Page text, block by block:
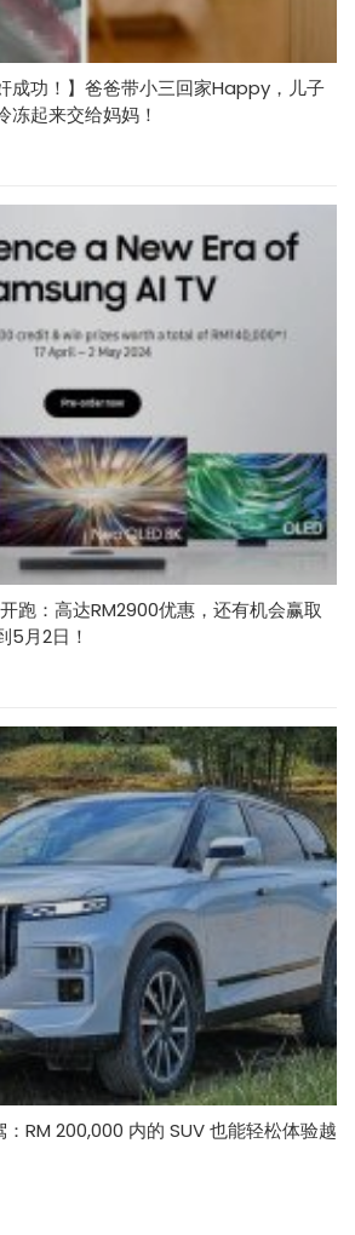
成功！】爸爸带小三回家Happy，儿子
冻起来交给妈妈！
跑：高达RM2900优惠，还有机会赢取
5月2日！
RM 200,000 内的 SUV 也能轻松体验越